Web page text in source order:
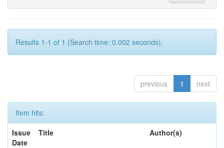
Results 1-1 of 1 (Search time: 0.002 seconds).
previous 1 next
Item hits:
Issue
Date
Title Author(s)